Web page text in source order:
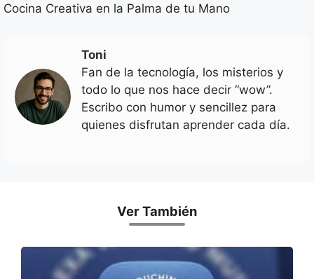
Cocina Creativa en la Palma de tu Mano
Toni
Fan de la tecnología, los misterios y
todo lo que nos hace decir “wow”.
Escribo con humor y sencillez para
quienes disfrutan aprender cada día.
Ver También